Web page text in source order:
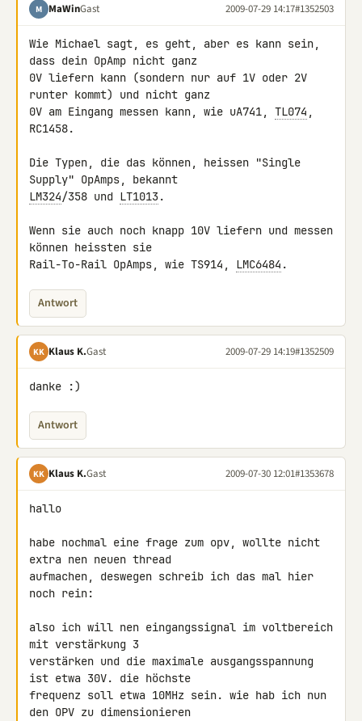
M MaWinGast 2009-07-29 14:17#1352503
Wie Michael sagt, es geht, aber es kann sein,
dass dein OpAmp nicht ganz
0V liefern kann (sondern nur auf 1V oder 2V
runter kommt) und nicht ganz
0V am Eingang messen kann, wie uA741, TL074 ,
RC1458.
Die Typen, die das können, heissen "Single
LM324/358 und LT1013.
Wenn sie auch noch knapp 10V liefern und messen
können heissten sie
Rail-To-Rail OpAmps, wie TS914, LMC6484 .
Antwort
KK Klaus K.Gast 2009-07-29 14:19#1352509
danke :)
Antwort
KK Klaus K.Gast 2009-07-30 12:01#1353678
hallo
habe nochmal eine frage zum opv, wollte nicht
extra nen neuen thread
aufmachen, deswegen schreib ich das mal hier
noch rein:
also ich will nen eingangssignal im voltbereich
mit verstärkung 3
verstärken und die maximale ausgangsspannung
ist etwa 30V. die höchste
frequenz soll etwa 10MHz sein. wie hab ich nun
den OPV zu dimensionieren